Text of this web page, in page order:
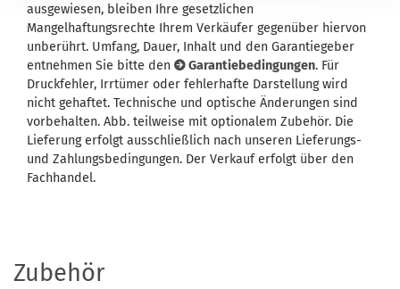
ausgewiesen, bleiben Ihre gesetzlichen
Mangelhaftungsrechte Ihrem Verkäufer gegenüber hiervon
unberührt. Umfang, Dauer, Inhalt und den Garantiegeber
entnehmen Sie bitte den
Garantiebedingungen. Für
Druckfehler, Irrtümer oder fehlerhafte Darstellung wird
nicht gehaftet. Technische und optische Änderungen sind
vorbehalten. Abb. teilweise mit optionalem Zubehör. Die
Lieferung erfolgt ausschließlich nach unseren Lieferungs-
und Zahlungsbedingungen. Der Verkauf erfolgt über den
Fachhandel.
Zubehör